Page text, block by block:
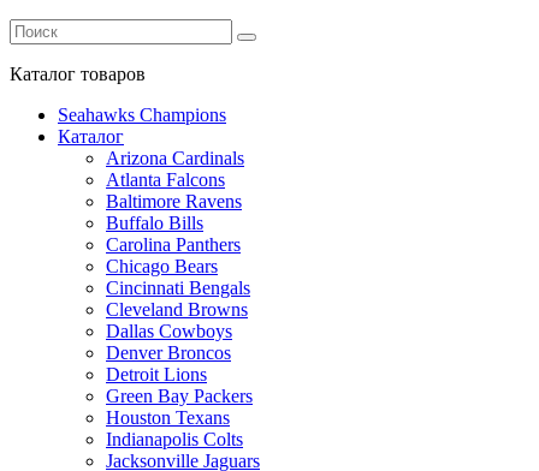
Каталог товаров
Seahawks Champions
Каталог
Arizona Cardinals
Atlanta Falcons
Baltimore Ravens
Buffalo Bills
Carolina Panthers
Chicago Bears
Cincinnati Bengals
Cleveland Browns
Dallas Cowboys
Denver Broncos
Detroit Lions
Green Bay Packers
Houston Texans
Indianapolis Colts
Jacksonville Jaguars